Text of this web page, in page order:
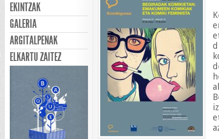
EKINTZAK
GALERIA
ARGITALPENAK
ELKARTU ZAITEZ